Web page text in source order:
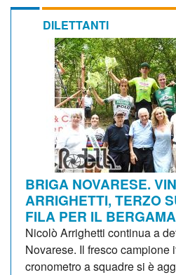
DILETTANTI
BRIGA NOVARESE.
ARRIGHETTI, TERZO
FILA PER IL
Nicolò Arrighetti continua a
Novarese. Il fresco campione
cronometro a squadre si è